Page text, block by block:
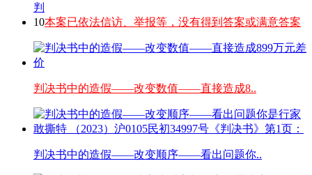
判
10本案已依法信访、举报等，没有得到答案或满意答案
判决书中的造假——改变数值——直接造成8..
判决书中的造假——改变顺序——看出问题你..